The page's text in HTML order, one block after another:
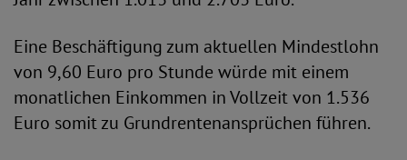
Eine Beschäftigung zum aktuellen Mindestlohn
von 9,60 Euro pro Stunde würde mit einem
monatlichen Einkommen in Vollzeit von 1.536
Euro somit zu Grundrentenansprüchen führen.